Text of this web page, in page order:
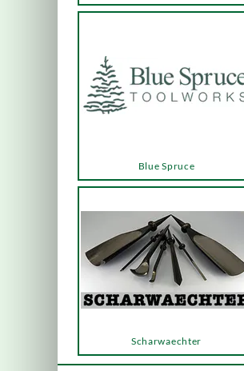
Blue Spruce
Scharwaechter